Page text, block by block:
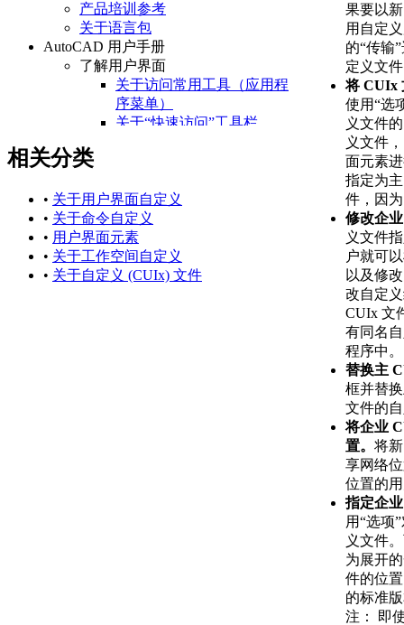
产品培训参考
关于语言包
AutoCAD 用户手册
了解用户界面
关于访问常用工具（应用程
序菜单）
关于“快速访问”工具栏
关于快捷菜单
设置绘图环境
关于自定义启动
关于设置可固定窗口、
相关分类
• 关于用户界面自定义
• 关于命令自定义
• 用户界面元素
• 关于工作空间自定义
• 关于自定义 (CUIx) 文件
果要以
用自定
的“传输
定义文
将 CUIx
使用“选
义文件
义文件
面元素
指定为
件，因
修改企
义文件
户就可
以及修
改自定
CUIx 文
有同名
程序中。
替换主
框并替
文件的
将企业
置。 将
享网络
位置的
指定企
用“选项
义文件
为展开
件的位
的标准
注：
即